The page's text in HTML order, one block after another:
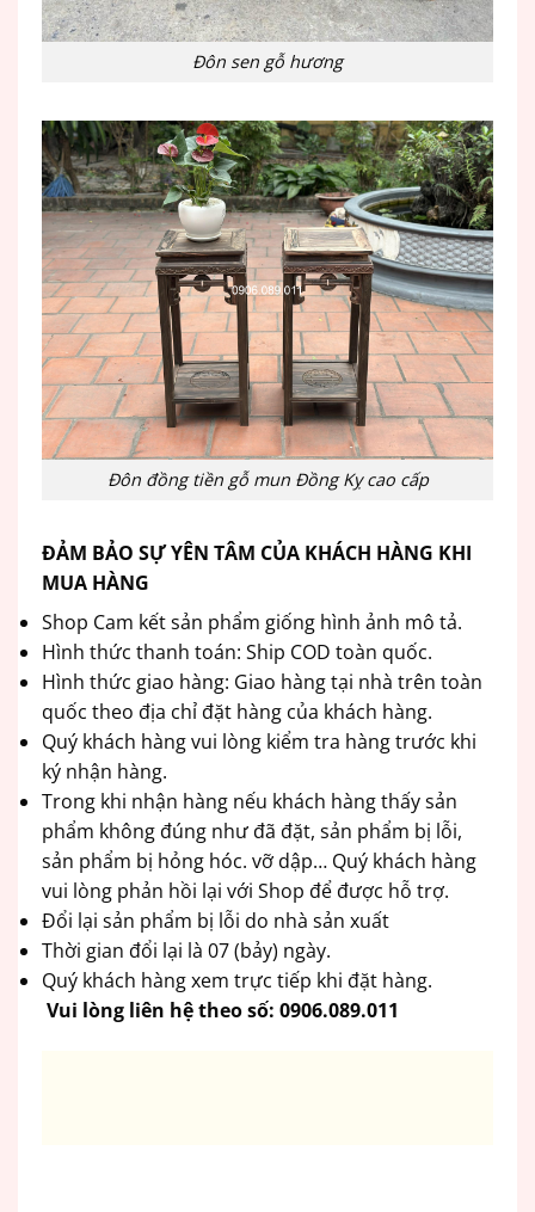
Đôn sen gỗ hương
Đôn đồng tiền gỗ mun Đồng Kỵ cao cấp
ĐẢM BẢO SỰ YÊN TÂM CỦA KHÁCH HÀNG KHI
MUA HÀNG
Shop Cam kết sản phẩm giống hình ảnh mô tả.
Hình thức thanh toán: Ship COD toàn quốc.
Hình thức giao hàng: Giao hàng tại nhà trên toàn
quốc theo địa chỉ đặt hàng của khách hàng.
Quý khách hàng vui lòng kiểm tra hàng trước khi
ký nhận hàng.
Trong khi nhận hàng nếu khách hàng thấy sản
phẩm không đúng như đã đặt, sản phẩm bị lỗi,
sản phẩm bị hỏng hóc. vỡ dập… Quý khách hàng
vui lòng phản hồi lại với Shop để được hỗ trợ.
Đổi lại sản phẩm bị lỗi do nhà sản xuất
Thời gian đổi lại là 07 (bảy) ngày.
Quý khách hàng xem trực tiếp khi đặt hàng.
Vui lòng liên hệ theo số: 0906.089.011